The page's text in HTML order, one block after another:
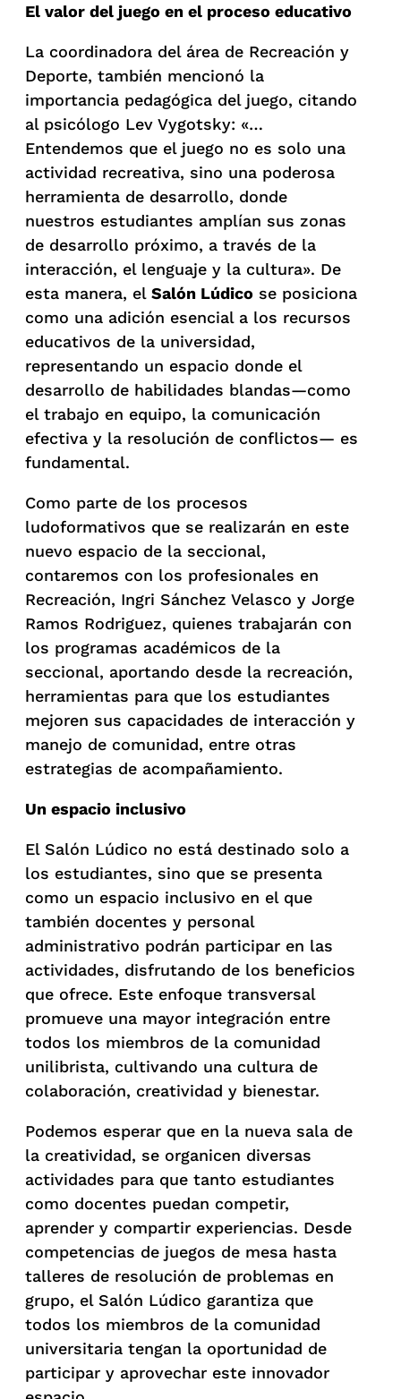
El valor del juego en el proceso educativo
La coordinadora del área de Recreación y
Deporte, también mencionó la
importancia pedagógica del juego, citando
al psicólogo Lev Vygotsky: «…
Entendemos que el juego no es solo una
actividad recreativa, sino una poderosa
herramienta de desarrollo, donde
nuestros estudiantes amplían sus zonas
de desarrollo próximo, a través de la
interacción, el lenguaje y la cultura». De
esta manera, el Salón Lúdico se posiciona
como una adición esencial a los recursos
educativos de la universidad,
representando un espacio donde el
desarrollo de habilidades blandas—como
el trabajo en equipo, la comunicación
efectiva y la resolución de conflictos— es
fundamental.
Como parte de los procesos
ludoformativos que se realizarán en este
nuevo espacio de la seccional,
contaremos con los profesionales en
Recreación, Ingri Sánchez Velasco y Jorge
Ramos Rodriguez, quienes trabajarán con
los programas académicos de la
seccional, aportando desde la recreación,
herramientas para que los estudiantes
mejoren sus capacidades de interacción y
manejo de comunidad, entre otras
estrategias de acompañamiento.
Un espacio inclusivo
El Salón Lúdico no está destinado solo a
los estudiantes, sino que se presenta
como un espacio inclusivo en el que
también docentes y personal
administrativo podrán participar en las
actividades, disfrutando de los beneficios
que ofrece. Este enfoque transversal
promueve una mayor integración entre
todos los miembros de la comunidad
unilibrista, cultivando una cultura de
colaboración, creatividad y bienestar.
Podemos esperar que en la nueva sala de
la creatividad, se organicen diversas
actividades para que tanto estudiantes
como docentes puedan competir,
aprender y compartir experiencias. Desde
competencias de juegos de mesa hasta
talleres de resolución de problemas en
grupo, el Salón Lúdico garantiza que
todos los miembros de la comunidad
universitaria tengan la oportunidad de
participar y aprovechar este innovador